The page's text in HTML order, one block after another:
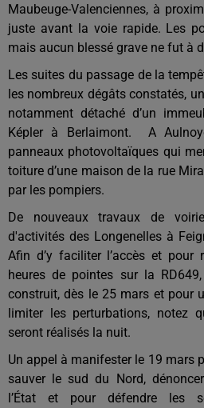
Maubeuge-Valenciennes, à
juste avant la voie rapide. Les
mais aucun blessé grave ne fut à
Les suites du passage de la
les nombreux dégâts constatés,
notamment détaché d’un
Képler à Berlaimont. A
panneaux photovoltaïques qui
toiture d’une maison de la rue
par les pompiers.
De nouveaux travaux de
d'activités des Longenelles à
Afin d’y faciliter l’accès et pour
heures de pointes sur la
construit, dès le 25 mars et pour
limiter les perturbations, notez
seront réalisés la nuit.
Un appel à manifester le 19 mars
sauver le sud du Nord,
l’État et
pour défendre les